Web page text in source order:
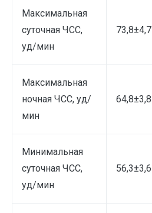
Максимальная
суточная ЧСС,
уд/мин
73,8±4,7
Максимальная
ночная ЧСС, уд/
мин
64,8±3,8
Минимальная
суточная ЧСС,
уд/мин
56,3±3,6